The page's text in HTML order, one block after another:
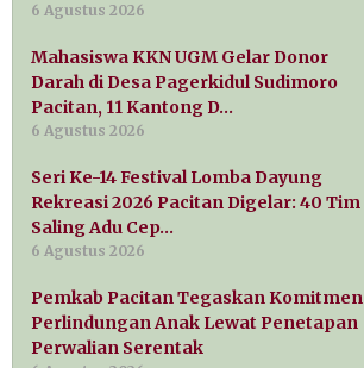
6 Agustus 2026
Mahasiswa KKN UGM Gelar Donor
Darah di Desa Pagerkidul Sudimoro
Pacitan, 11 Kantong D…
6 Agustus 2026
Seri Ke-14 Festival Lomba Dayung
Rekreasi 2026 Pacitan Digelar: 40 Tim
Saling Adu Cep…
6 Agustus 2026
Pemkab Pacitan Tegaskan Komitmen
Perlindungan Anak Lewat Penetapan
Perwalian Serentak